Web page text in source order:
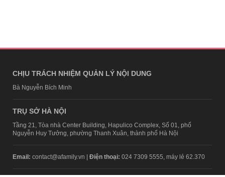
CHỊU TRÁCH NHIỆM QUẢN LÝ NỘI DUNG
Bà Nguyễn Bích Minh
TRỤ SỞ HÀ NỘI
Tầng 21, Tòa nhà Center Building, Hapulico Complex, Số 01, phố
Nguyễn Huy Tưởng, phường Thanh Xuân, thành phố Hà Nội
Email: contact@afamily.vn | Điện thoại: 024 7309 5555, máy lẻ 62.370